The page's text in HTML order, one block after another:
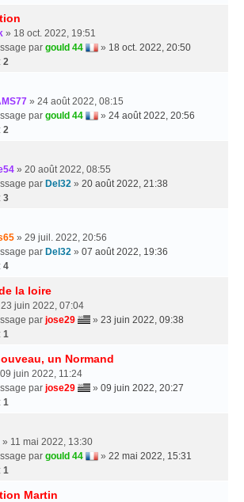
» 18 oct. 2022, 19:51
par gould 44 » 18 oct. 2022, 20:50
2
» 24 août 2022, 08:15
par gould 44 » 24 août 2022, 20:56
2
» 20 août 2022, 08:55
par Del32 » 20 août 2022, 21:38
3
» 29 juil. 2022, 20:56
par Del32 » 07 août 2022, 19:36
4
la loire
juin 2022, 07:04
par jose29 » 23 juin 2022, 09:38
1
un Normand
juin 2022, 11:24
par jose29 » 09 juin 2022, 20:27
1
» 11 mai 2022, 13:30
par gould 44 » 22 mai 2022, 15:31
1
Martin